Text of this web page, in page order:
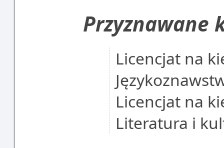
Przyznawane
Licencjat na
Licencjat na
Literatura i